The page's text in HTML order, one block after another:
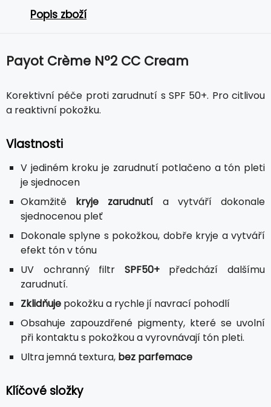
Popis zboží
Payot Crème N°2 CC Cream
Korektivní péče proti zarudnutí s SPF 50+. Pro citlivou
a reaktivní pokožku.
Vlastnosti
V jediném kroku je zarudnutí potlačeno a tón pleti
je sjednocen
Okamžitě kryje zarudnutí a vytváří dokonale
sjednocenou pleť
Dokonale splyne s pokožkou, dobře kryje a vytváří
efekt tón v tónu
UV ochranný filtr SPF50+předchází dalšímu
zarudnutí.
Zklidňuje pokožku a rychle jí navrací pohodlí
Obsahuje zapouzdřené pigmenty, které se uvolní
při kontaktu s pokožkou a vyrovnávají tón pleti.
Ultra jemná textura, bez parfemace
Klíčové složky